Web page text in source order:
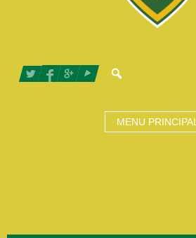
MENU PRINCIPAL